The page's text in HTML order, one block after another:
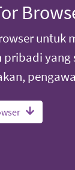
untuk
pribadi yang